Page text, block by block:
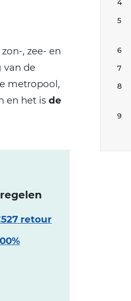
, zee- en
van de
metropool,
en het is de
retour